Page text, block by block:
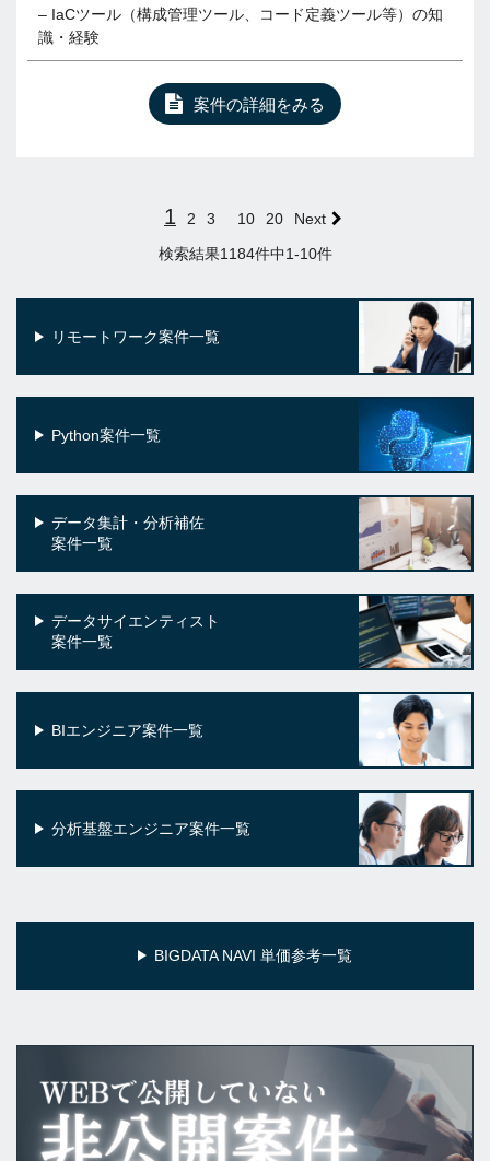
– IaCツール（構成管理ツール、コード定義ツール等）の知
識・経験
案件の詳細をみる
1 2 3 10 20 Next
検索結果1184件中1-10件
リモートワーク案件一覧
Python案件一覧
データ集計・分析補佐
案件一覧
データサイエンティスト
案件一覧
BIエンジニア案件一覧
分析基盤エンジニア案件一覧
BIGDATA NAVI 単価参考一覧